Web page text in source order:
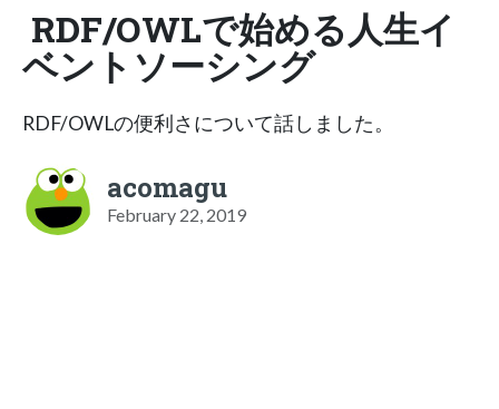
RDF/OWLで始める人生イ
ベントソーシング
RDF/OWLの便利さについて話しました。
acomagu
February 22, 2019